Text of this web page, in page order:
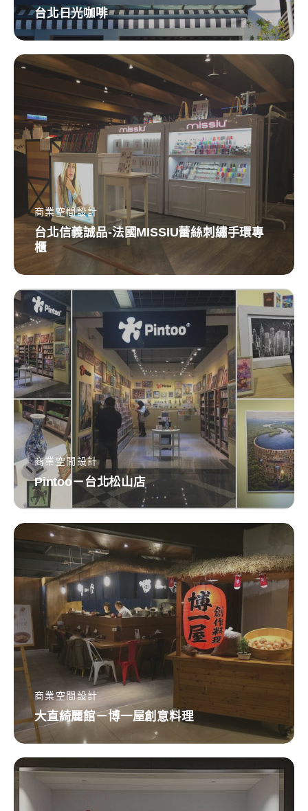
台北日光咖啡
台
義
誠
MISSIU
蕾
絲
刺
繡
手
環
專
櫃
商業空間設計
台北信義誠品-法國MISSIU蕾絲刺繡手環專
櫃
Pintoo
－
台
北
松
山
店
商業空間設計
Pintoo－台北松山店
大
綺
館
－
博
創
意
料
理
商業空間設計
大直綺麗館－博一屋創意料理
桃
園